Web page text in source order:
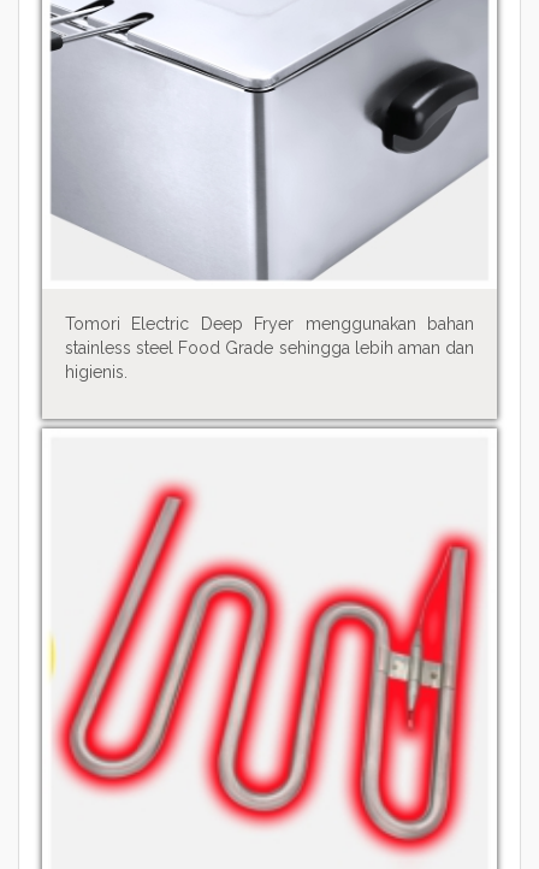
Tomori Electric Deep Fryer menggunakan bahan
stainless steel Food Grade sehingga lebih aman dan
higienis.